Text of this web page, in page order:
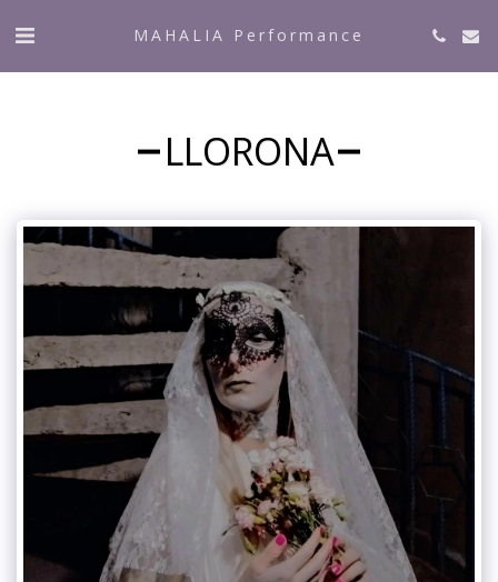
MAHALIA Performance
LLORONA